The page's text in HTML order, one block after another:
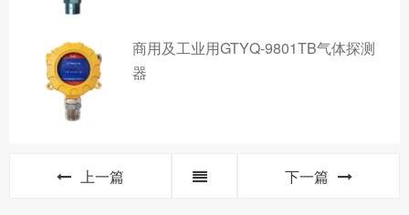
商用及工业用GTYQ-9801TB气体探测
器
上一篇 下一篇